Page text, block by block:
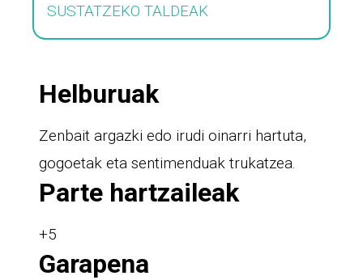
SUSTATZEKO TALDEAK
Helburuak
Zenbait argazki edo irudi oinarri hartuta,
gogoetak eta sentimenduak trukatzea.
Parte hartzaileak
+5
Garapena